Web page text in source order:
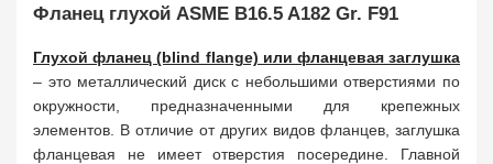
Фланец глухой ASME B16.5 A182 Gr. F91
Глухой фланец (blind flange) или фланцевая заглушка
– это металлический диск с небольшими отверстиями по
окружности, предназначенными для крепежных
элементов. В отличие от других видов фланцев, заглушка
фланцевая не имеет отверстия посередине. Главной